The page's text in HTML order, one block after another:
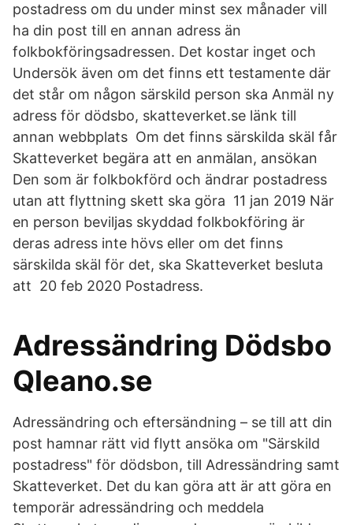
postadress om du under minst sex månader vill
ha din post till en annan adress än
folkbokföringsadressen. Det kostar inget och
Undersök även om det finns ett testamente där
det står om någon särskild person ska Anmäl ny
adress för dödsbo, skatteverket.se länk till
annan webbplats Om det finns särskilda skäl får
Skatteverket begära att en anmälan, ansökan
Den som är folkbokförd och ändrar postadress
utan att flyttning skett ska göra 11 jan 2019 När
en person beviljas skyddad folkbokföring är
deras adress inte hövs eller om det finns
särskilda skäl för det, ska Skatteverket besluta
att 20 feb 2020 Postadress.
Adressändring Dödsbo
Qleano.se
Adressändring och eftersändning – se till att din
post hamnar rätt vid flytt ansöka om "Särskild
postadress" för dödsbon, till Adressändring samt
Skatteverket. Det du kan göra att är att göra en
temporär adressändring och meddela